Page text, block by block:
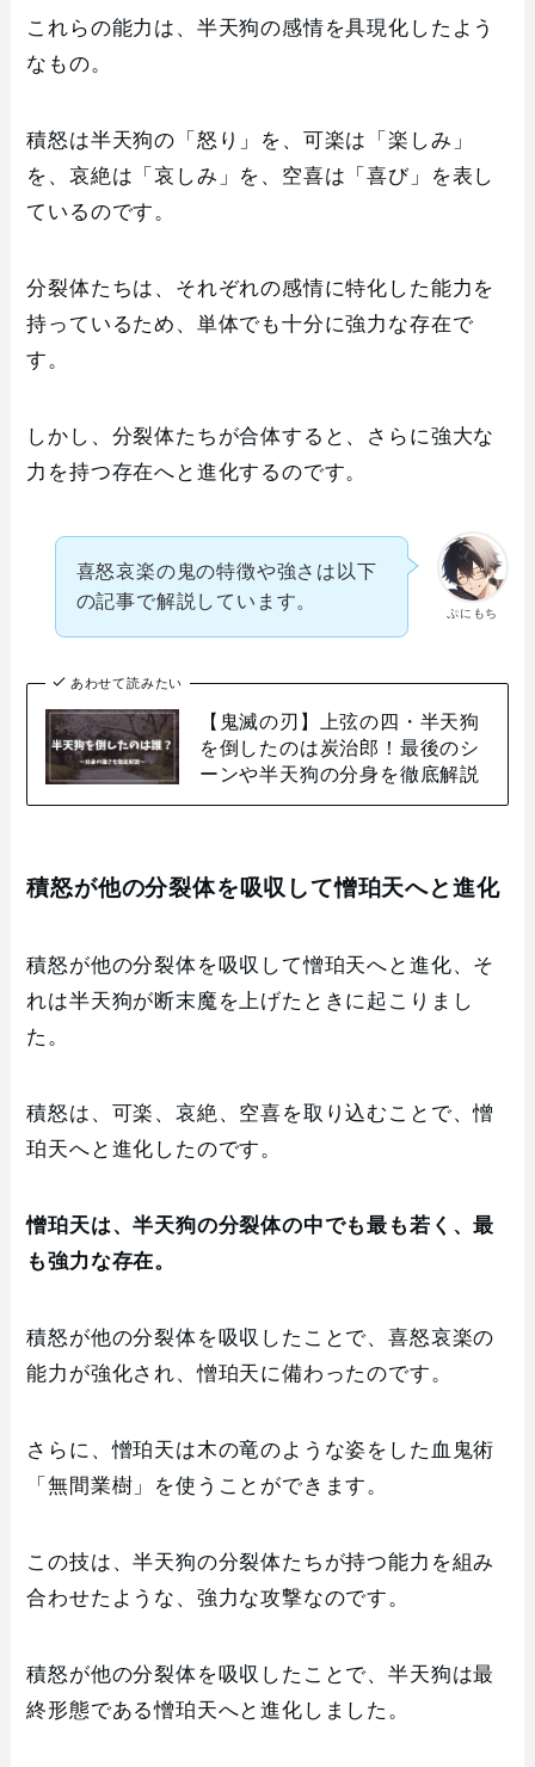
これらの能力は、半天狗の感情を具現化したよう
なもの。
積怒は半天狗の「怒り」を、可楽は「楽しみ」
を、哀絶は「哀しみ」を、空喜は「喜び」を表し
ているのです。
分裂体たちは、それぞれの感情に特化した能力を
持っているため、単体でも十分に強力な存在で
す。
しかし、分裂体たちが合体すると、さらに強大な
力を持つ存在へと進化するのです。
ぷにもち
喜怒哀楽の鬼の特徴や強さは以下
の記事で解説しています。
あわせて読みたい
【鬼滅の刃】上弦の四・半天狗
を倒したのは炭治郎！最後のシ
ーンや半天狗の分身を徹底解説
積怒が他の分裂体を吸収して憎珀天へと進化
積怒が他の分裂体を吸収して憎珀天へと進化、そ
れは半天狗が断末魔を上げたときに起こりまし
た。
積怒は、可楽、哀絶、空喜を取り込むことで、憎
珀天へと進化したのです。
憎珀天は、半天狗の分裂体の中でも最も若く、最
も強力な存在。
積怒が他の分裂体を吸収したことで、喜怒哀楽の
能力が強化され、憎珀天に備わったのです。
さらに、憎珀天は木の竜のような姿をした血鬼術
「無間業樹」を使うことができます。
この技は、半天狗の分裂体たちが持つ能力を組み
合わせたような、強力な攻撃なのです。
積怒が他の分裂体を吸収したことで、半天狗は最
終形態である憎珀天へと進化しました。